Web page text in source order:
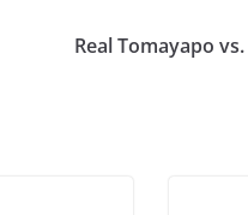
Real Tomayapo